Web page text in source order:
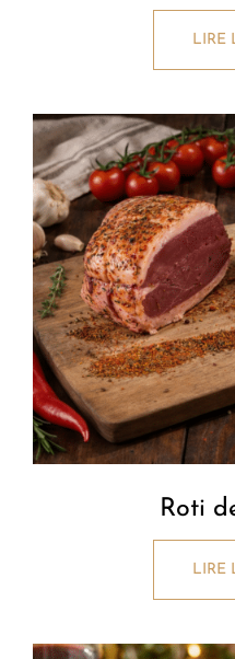
LIRE
Roti
LIRE